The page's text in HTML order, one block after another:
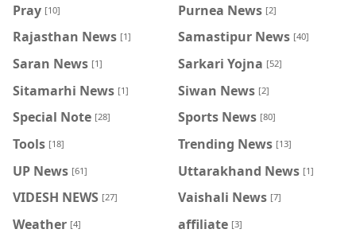
Pray [10] Purnea News [2]
Rajasthan News [1] Samastipur News [40]
Saran News [1] Sarkari Yojna [52]
Sitamarhi News [1] Siwan News [2]
Special Note [28] Sports News [80]
Tools [18] Trending News [13]
UP News [61] Uttarakhand News [1]
VIDESH NEWS [27] Vaishali News [7]
Weather [4] affiliate [3]